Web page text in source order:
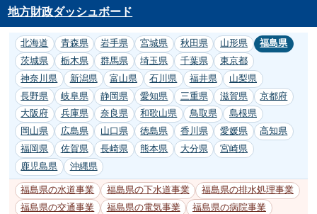
地方財政ダッシュボード
北海道 青森県 岩手県 宮城県 秋田県 山形県
福島県
茨城県
栃木県 群馬県 埼玉県 千葉県
東京都
神奈川県
新潟県 富山県 石川県 福井県
山梨県
長野県
岐阜県 静岡県 愛知県 三重県 滋賀県
京都府
大阪府
兵庫県 奈良県 和歌山県 鳥取県
島根県
岡山県
広島県 山口県 徳島県 香川県 愛媛県
高知県
福岡県
佐賀県 長崎県 熊本県 大分県
宮崎県
鹿児島県
沖縄県
福島県の水道事業 福島県の下水道事業
福島県の排水処理事業
福島県の交通事業
福島県の電気事業
福島県の病院事業